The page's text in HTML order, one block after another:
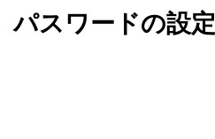
パスワードの設定